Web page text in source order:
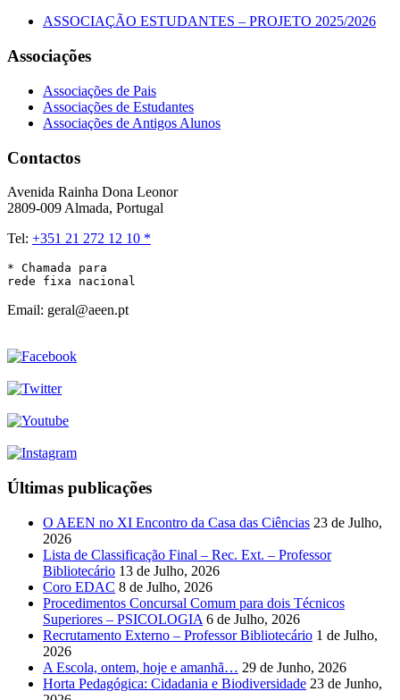
ASSOCIAÇÃO ESTUDANTES – PROJETO 2025/2026
Associações
Associações de Pais
Associações de Estudantes
Associações de Antigos Alunos
Contactos
Avenida Rainha Dona Leonor
2809-009 Almada, Portugal
Tel: +351 21 272 12 10 *
* Chamada para
rede fixa nacional
Email: geral@aeen.pt
Últimas publicações
O AEEN no XI Encontro da Casa das Ciências 23 de Julho,
2026
Lista de Classificação Final – Rec. Ext. – Professor
Bibliotecário 13 de Julho, 2026
Coro EDAC 8 de Julho, 2026
Procedimentos Concursal Comum para dois Técnicos
Superiores – PSICOLOGIA 6 de Julho, 2026
Recrutamento Externo – Professor Bibliotecário 1 de Julho,
2026
A Escola, ontem, hoje e amanhã… 29 de Junho, 2026
Horta Pedagógica: Cidadania e Biodiversidade 23 de Junho,